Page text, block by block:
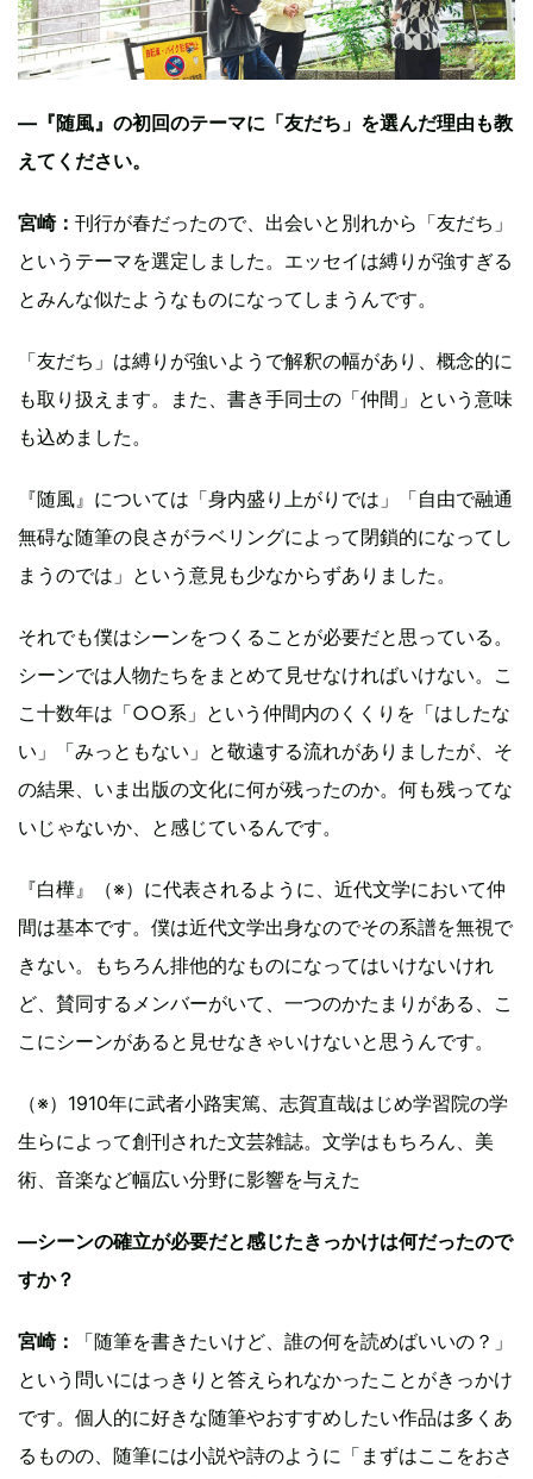
―『随風』の初回のテーマに「友だち」を選んだ理由も教
えてください。
宮崎： 刊行が春だったので、出会いと別れから「友だち」
というテーマを選定しました。エッセイは縛りが強すぎる
とみんな似たようなものになってしまうんです。
「友だち」は縛りが強いようで解釈の幅があり、概念的に
も取り扱えます。また、書き手同士の「仲間」という意味
も込めました。
『随風』については「身内盛り上がりでは」「自由で融通
無碍な随筆の良さがラベリングによって閉鎖的になってし
まうのでは」という意見も少なからずありました。
それでも僕はシーンをつくることが必要だと思っている。
シーンでは人物たちをまとめて見せなければいけない。こ
こ十数年は「○○系」という仲間内のくくりを「はしたな
い」「みっともない」と敬遠する流れがありましたが、そ
の結果、いま出版の文化に何が残ったのか。何も残ってな
いじゃないか、と感じているんです。
『白樺』（※）に代表されるように、近代文学において仲
間は基本です。僕は近代文学出身なのでその系譜を無視で
きない。もちろん排他的なものになってはいけないけれ
ど、賛同するメンバーがいて、一つのかたまりがある、こ
こにシーンがあると見せなきゃいけないと思うんです。
（※）1910年に武者小路実篤、志賀直哉はじめ学習院の学
生らによって創刊された文芸雑誌。文学はもちろん、美
術、音楽など幅広い分野に影響を与えた
―シーンの確立が必要だと感じたきっかけは何だったので
すか？
宮崎：
「随筆を書きたいけど、誰の何を読めばいいの？」
という問いにはっきりと答えられなかったことがきっかけ
です。個人的に好きな随筆やおすすめしたい作品は多くあ
るものの、随筆には小説や詩のように「まずはここをおさ